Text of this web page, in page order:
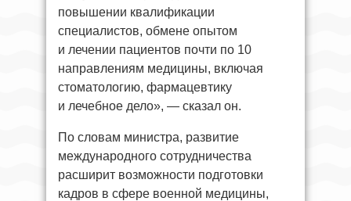
повышении квалификации
специалистов, обмене опытом
и лечении пациентов почти по 10
направлениям медицины, включая
стоматологию, фармацевтику
и лечебное дело», — сказал он.
По словам министра, развитие
международного сотрудничества
расширит возможности подготовки
кадров в сфере военной медицины,